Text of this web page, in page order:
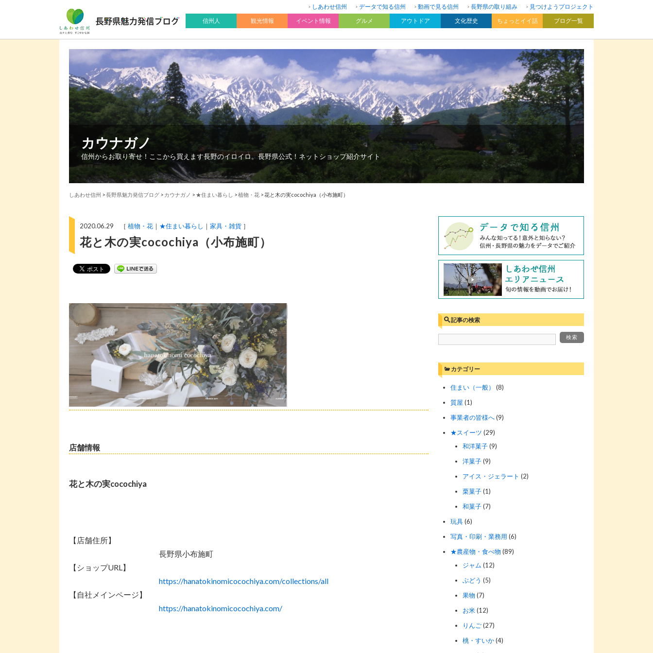
しあわせ信州 データで知る信州 動画で見る信州 長野県の取り組み
見つけようプロジェクト
信州人
観光情報 イベント情報 グルメ アウトドア 文化歴史 ちょっとイイ話 ブログ一覧
カウナガノ
信州からお取り寄せ！ここから買えます長野のイロイロ。長野県公式！ネットショップ紹介サイト
しあわせ信州 >長野県魅力発信ブログ > カウナガノ > ★住まい暮らし >植物・花 >花と木の実cocochiya（小布施町）
2020.06.29 ［ 植物・花 ★住まい暮らし 家具・雑貨 ］
花と木の実cocochiya（小布施町）
店舗情報
花と木の実cocochiya
【店舗住所】
長野県小布施町
【ショップURL】
https://hanatokinomicocochiya.com/collections/all
【自社メインページ】
https://hanatokinomicocochiya.com/
記事の検索
カテゴリー
住まい（一般）
(8)
質屋 (1)
事業者の皆様へ(9)
★スイーツ (29)
和洋菓子(9)
洋菓子(9)
アイス・ジェラート (2)
栗菓子(1)
和菓子(7)
玩具(6)
写真・印刷・業務用 (6)
★農産物・食べ物 (89)
ジャム (12)
ぶどう (5)
果物 (7)
お米(12)
りんご(27)
桃・すいか(4)